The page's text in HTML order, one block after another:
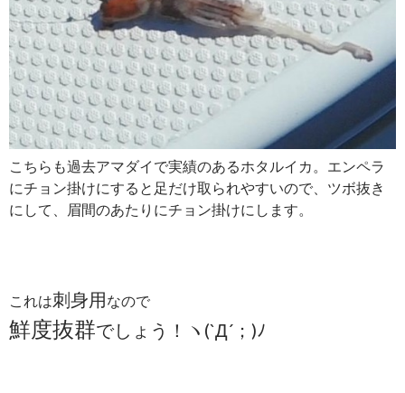
こちらも過去アマダイで実績のあるホタルイカ。エンペラ
にチョン掛けにすると足だけ取られやすいので、ツボ抜き
にして、眉間のあたりにチョン掛けにします。
これは刺身用なので
鮮度抜群でしょう！ヽ(`Д´；)ﾉ